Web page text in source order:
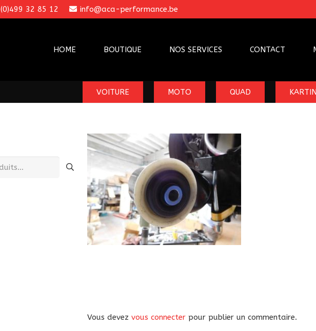
32 85 12 info@aca-performance.be
HOME BOUTIQUE NOS SERVICES CONTACT
VOITURE MOTO QUAD
Vous devezvous connecter pour publier un commentaire.